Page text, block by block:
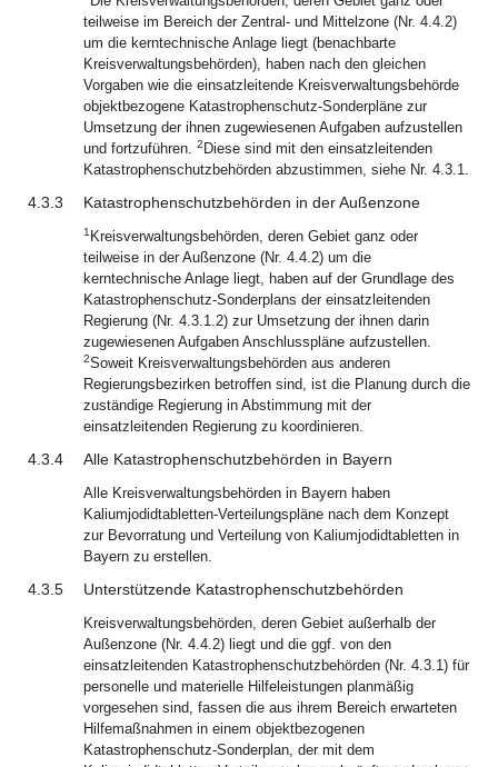
teilweise im Bereich der Zentral- und Mittelzone (Nr. 4.4.2)
um die kerntechnische Anlage liegt (benachbarte
Kreisverwaltungsbehörden), haben nach den gleichen
Vorgaben wie die einsatzleitende Kreisverwaltungsbehörde
objektbezogene Katastrophenschutz-Sonderpläne zur
Umsetzung der ihnen zugewiesenen Aufgaben aufzustellen
und fortzuführen. 2 Diese sind mit den einsatzleitenden
Katastrophenschutzbehörden abzustimmen, siehe Nr. 4.3.1.
4.3.3 Katastrophenschutzbehörden in der Außenzone
1 Kreisverwaltungsbehörden, deren Gebiet ganz oder
teilweise in der Außenzone (Nr. 4.4.2) um die
kerntechnische Anlage liegt, haben auf der Grundlage des
Katastrophenschutz-Sonderplans der einsatzleitenden
Regierung (Nr. 4.3.1.2) zur Umsetzung der ihnen darin
zugewiesenen Aufgaben Anschlusspläne aufzustellen.
2Soweit Kreisverwaltungsbehörden aus anderen
Regierungsbezirken betroffen sind, ist die Planung durch die
zuständige Regierung in Abstimmung mit der
einsatzleitenden Regierung zu koordinieren.
4.3.4 Alle Katastrophenschutzbehörden in Bayern
Alle Kreisverwaltungsbehörden in Bayern haben
Kaliumjodidtabletten-Verteilungspläne nach dem Konzept
zur Bevorratung und Verteilung von Kaliumjodidtabletten in
Bayern zu erstellen.
4.3.5 Unterstützende Katastrophenschutzbehörden
Kreisverwaltungsbehörden, deren Gebiet außerhalb der
Außenzone (Nr. 4.4.2) liegt und die ggf. von den
einsatzleitenden Katastrophenschutzbehörden (Nr. 4.3.1) für
personelle und materielle Hilfeleistungen planmäßig
vorgesehen sind, fassen die aus ihrem Bereich erwarteten
Hilfemaßnahmen in einem objektbezogenen
Katastrophenschutz-Sonderplan, der mit dem